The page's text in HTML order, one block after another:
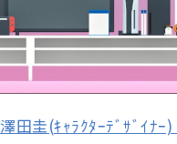
澤田圭(ｷｬﾗｸﾀｰﾃﾞｻﾞｲﾅｰ